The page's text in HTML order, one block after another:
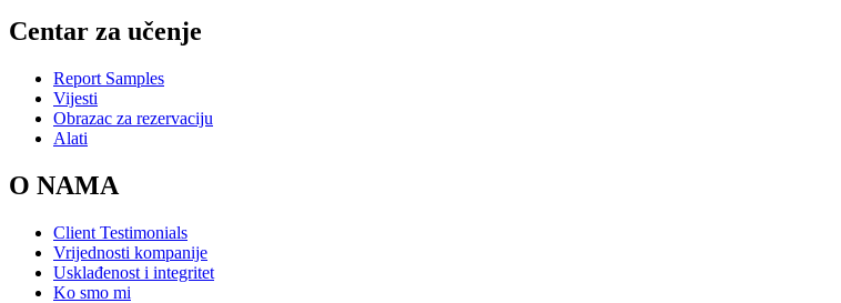
Centar za učenje
Report Samples
Vijesti
Obrazac za rezervaciju
Alati
O NAMA
Client Testimonials
Vrijednosti kompanije
Usklađenost i integritet
Ko smo mi